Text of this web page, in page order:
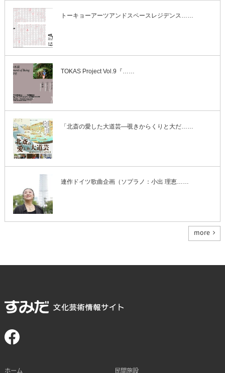
トーキョーアーツアンドスペースレジデンス……
TOKAS Project Vol.9『……
「北斎の愛した大道芸―覗きからくりと大だ……
連作ドイツ歌曲企画（ソプラノ：小出 理恵……
more
ホーム 民間施設